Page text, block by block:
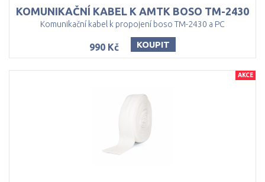
KOMUNIKAČNÍ KABEL K AMTK BOSO TM-2430
Komunikační kabel k propojení boso TM-2430 a PC
990 Kč KOUPIT
AKCE